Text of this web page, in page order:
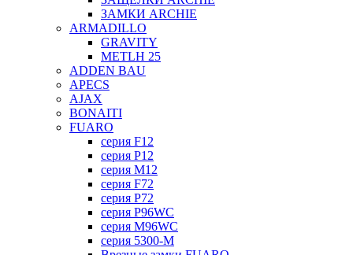
ЗАМКИ ARCHIE
ARMADILLO
GRAVITY
METLH 25
ADDEN BAU
APECS
AJAX
BONAITI
FUARO
серия F12
серия P12
серия M12
серия F72
серия P72
серия P96WC
серия M96WC
серия 5300-M